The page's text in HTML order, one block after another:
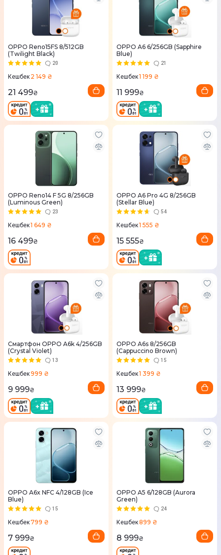
OPPO Reno15FS 8/512GB
(Twilight Black)
20
Кешбек 2 149 ₴
21 499₴
OPPO A6 6/256GB (Sapphire
Blue)
21
Кешбек1 199 ₴
11 999₴
OPPO Reno14 F 5G 8/256GB
(Luminous Green)
23
Кешбек1 649 ₴
16 499₴
OPPO A6 Pro 4G 8/256GB
(Stellar Blue)
54
Кешбек1 555 ₴
15 555₴
Смартфон OPPO A6k 4/256GB
(Crystal Violet)
13
Кешбек999 ₴
9 999₴
OPPO A6s 8/256GB
(Cappuccino Brown)
15
Кешбек1 399 ₴
13 999₴
OPPO A6x NFC 4/128GB (Ice
Blue)
15
Кешбек799 ₴
7 999₴
OPPO A5 6/128GB (Aurora
Green)
24
Кешбек899 ₴
8 999₴